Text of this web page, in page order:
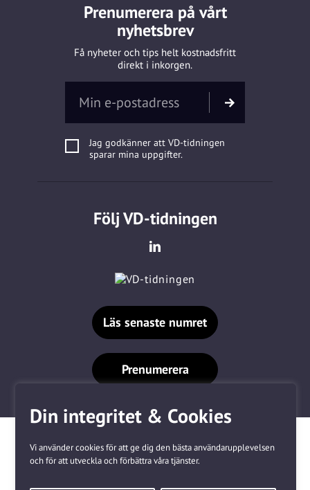
Din integritet & Cookies
Vi använder cookies för att ge dig den bästa användarupplevelsen
och för att utveckla och förbättra våra tjänster.
Prenumerera på vårt
nyhetsbrev
Få nyheter och tips helt kostnadsfritt
direkt i inkorgen.
Jag godkänner att VD-tidningen
sparar mina uppgifter.
Följ VD-tidningen
Läs senaste numret
Prenumerera